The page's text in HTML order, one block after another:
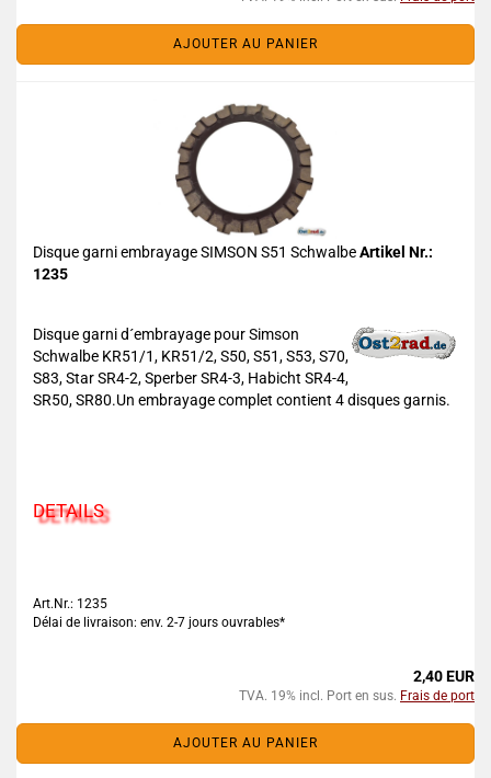
AJOUTER AU PANIER
Disque garni embrayage SIMSON S51 SchwalbeArtikel Nr.:
1235
Disque garni d´embrayage pour Simson
Schwalbe KR51/1, KR51/2, S50, S51, S53, S70,
S83, Star SR4-2, Sperber SR4-3, Habicht SR4-4,
SR50, SR80.Un embrayage complet contient 4 disques garnis.
DETAILS
Art.Nr.: 1235
Délai de livraison: env. 2-7 jours ouvrables*
2,40 EUR
TVA. 19% incl. Port en sus. Frais de port
AJOUTER AU PANIER